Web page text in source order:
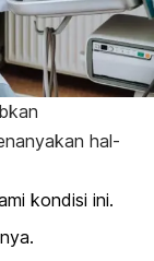
hal-
kondisi ini.